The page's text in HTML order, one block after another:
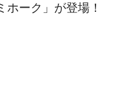
ホーク」が登場！